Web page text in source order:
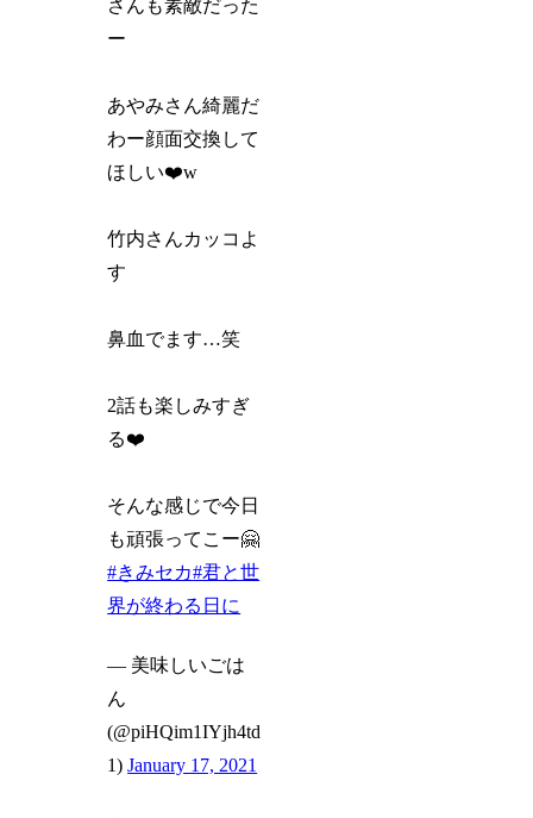
さんも素敵だった
ー
あやみさん綺麗だ
わー顔面交換して
ほしい❤️w
竹内さんカッコよ
す
鼻血でます…笑
2話も楽しみすぎ
る❤️
そんな感じで今日
も頑張ってこー🤗
#きみセカ#君と世
界が終わる日に
— 美味しいごは
ん
(@piHQim1IYjh4td
1)January 17, 2021